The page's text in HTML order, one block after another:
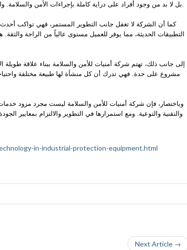
بل لا بد من وجود أفراد على دراية كاملة بإجراءات الأمن والسلامة. ولهذا تسعى شركة أمنيات للأمن والسلامة لنشر ثقافة الوعي الأمني بين مختلف الفئات.
كما أن الشركة لا تغفل جانب التطوير المستمر، فهي تواكب أحدث
التطبيقات الحديثة، مما يوفر للعميل مستوى عالياً من الراحة
إلى جانب ذلك، تهتم شركة أمنيات للأمن والسلامة ببناء علاقة
مشروع على حدة. فهي تدرك أن كل منشأة لها طبيعة مختلفة
وباختصار، فإن شركة أمنيات للأمن والسلامة ليست مجرد مزود
والتقنية والتوعية. ومع استمرارها في التطوير والالتزام بمعايير
in-industrial-protection-equipment.html
Next Article →